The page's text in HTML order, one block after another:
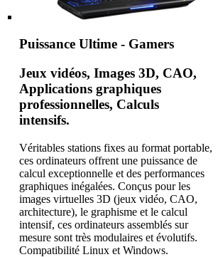
Puissance Ultime - Gamers
Jeux vidéos, Images 3D, CAO,
Applications graphiques
professionnelles, Calculs
intensifs.
Véritables stations fixes au format portable,
ces ordinateurs offrent une puissance de
calcul exceptionnelle et des performances
graphiques inégalées. Conçus pour les
images virtuelles 3D (jeux vidéo, CAO,
architecture), le graphisme et le calcul
intensif, ces ordinateurs assemblés sur
mesure sont très modulaires et évolutifs.
Compatibilité Linux et Windows.